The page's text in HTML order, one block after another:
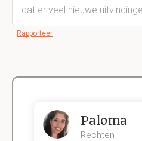
dat er veel nieuwe
Rapporteer
Paloma
Rechten